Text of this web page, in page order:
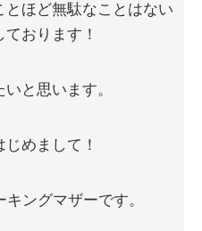
ほど無駄なことはない
おります！
と思います。
めまして！
ングマザーです。